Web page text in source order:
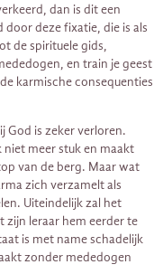
dan is dit een
deze fixatie, die is als
de spirituele gids,
en train je geest
karmische consequenties
God is zeker verloren.
meer stuk en maakt
van de berg. Maar wat
zich verzamelt als
Uiteindelijk zal het
leraar hem eerder te
is met name schadelijk
zonder mededogen